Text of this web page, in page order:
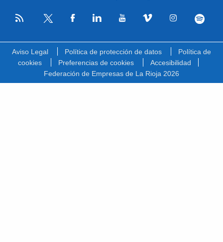
RSS
Aviso Legal Política de protección de datos
Política de
cookies
Preferencias de cookies
Accesibilidad
Federación de Empresas de La Rioja 2026